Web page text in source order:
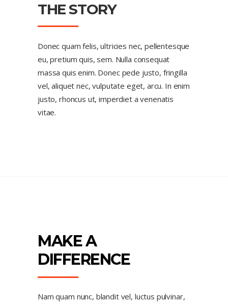
THE STORY
Donec quam felis, ultricies nec, pellentesque
eu, pretium quis, sem. Nulla consequat
massa quis enim. Donec pede justo, fringilla
vel, aliquet nec, vulputate eget, arcu. In enim
justo, rhoncus ut, imperdiet a venenatis
vitae.
MAKE A
DIFFERENCE
Nam quam nunc, blandit vel, luctus pulvinar,